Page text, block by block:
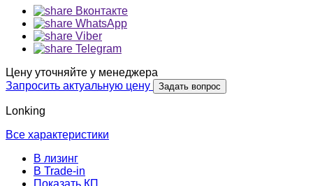
Вконтакте
WhatsApp
Viber
Telegram
Цену уточняйте у менеджера
Запросить актуальную цену
Задать вопрос
Lonking
Все характеристики
В лизинг
В Trade-in
Показать КП